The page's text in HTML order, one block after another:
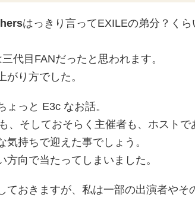
はっきり言ってEXILEの弟分？くら
代目FANだったと思われます。
がり方でした。
ょっと E3c なお話。
、そしておそらく主催者も、ホストで
気持ちで迎えた事でしょう。
方向で当たってしまいました。
ておきますが、私は一部の出演者やそ